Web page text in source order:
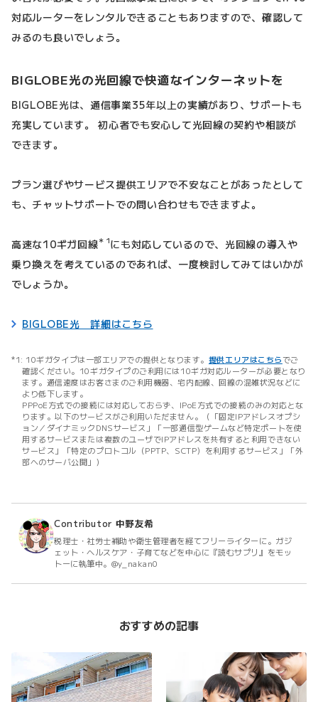
対応ルーターをレンタルできることもありますので、確認して
みるのも良いでしょう。
BIGLOBE光の光回線で快適なインターネットを
BIGLOBE光は、通信事業35年以上の実績があり、サポートも
充実しています。 初心者でも安心して光回線の契約や相談が
できます。
プラン選びやサービス提供エリアで不安なことがあったとして
も、チャットサポートでの問い合わせもできますよ。
高速な10ギガ回線＊1にも対応しているので、光回線の導入や
乗り換えを考えているのであれば、一度検討してみてはいかが
でしょうか。
BIGLOBE光 詳細はこちら
10ギガタイプは一部エリアでの提供となります。 提供エリアはこちらでご
確認ください。10ギガタイプのご利用には10ギガ対応ルーターが必要となり
ます。通信速度はお客さまのご利用機器、宅内配線、回線の混雑状況などに
より低下します。
PPPoE方式での接続には対応しておらず、IPoE方式での接続のみの対応とな
ります。以下のサービスがご利用いただません。（「固定IPアドレスオプシ
ョン／ダイナミックDNSサービス」「一部通信型ゲームなど特定ポートを使
用するサービスまたは複数のユーザでIPアドレスを共有すると利用できない
サービス」「特定のプロトコル（PPTP、SCTP）を利用するサービス」「外
部へのサーバ公開」）
Contributor 中野友希
税理士・社労士補助や衛生管理者を経てフリーライターに。ガジ
ェット・ヘルスケア・子育てなどを中心に『読むサプリ』をモッ
トーに執筆中。@y_nakan0
おすすめの記事